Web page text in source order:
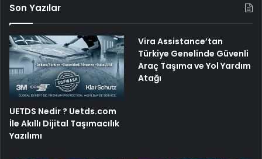
Son Yazılar
UETDS Nedir ? Uetds.com
İle Akıllı Dijital Taşımacılık
Yazılımı
Vira Assistance’tan
Türkiye Genelinde Güvenli
Araç Taşıma ve Yol Yardım
Atağı